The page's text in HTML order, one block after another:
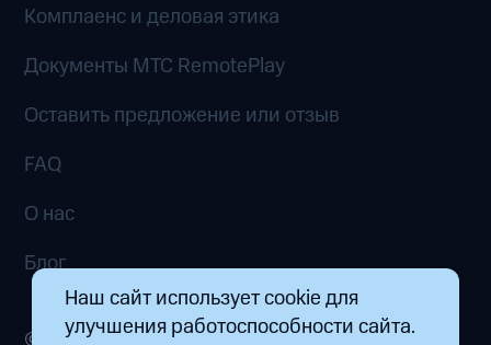
Наш сайт использует cookie для
улучшения работоспособности сайта.
Комплаенс и деловая этика
Документы MTC RemotePlay
Оставить предложение или отзыв
FAQ
О нас
Блог